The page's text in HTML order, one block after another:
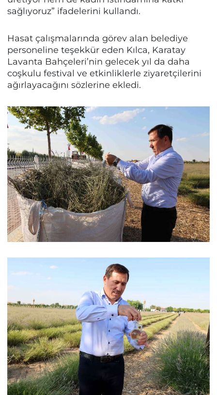
sağlıyoruz” ifadelerini kullandı.
Hasat çalışmalarında görev alan belediye
personeline teşekkür eden Kılca, Karatay
Lavanta Bahçeleri’nin gelecek yıl da daha
coşkulu festival ve etkinliklerle ziyaretçilerini
ağırlayacağını sözlerine ekledi.